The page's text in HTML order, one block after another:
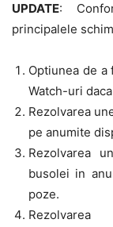
UPDATE:
principalele
Optiunea de
Watch-uri
Rezolvarea
pe anumite
Rezolvarea
busolei in
poze.